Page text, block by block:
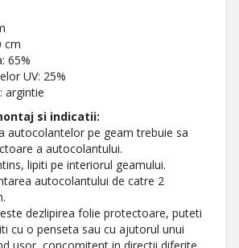
cm
65%
UV: 25%
argintie
si indicatii:
autocolantelor pe geam trebuie sa
a autocolantului.
lipiti pe interiorul geamului.
autocolantului de catre 2
dezlipirea folie protectoare, puteti
cu o penseta sau cu ajutorul unui